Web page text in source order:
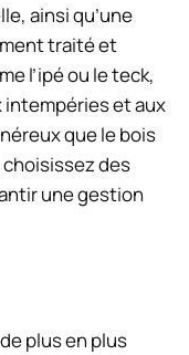
ainsi qu’une
traité et
l’ipé ou le teck,
et aux
que le bois
des
une gestion
plus en plus